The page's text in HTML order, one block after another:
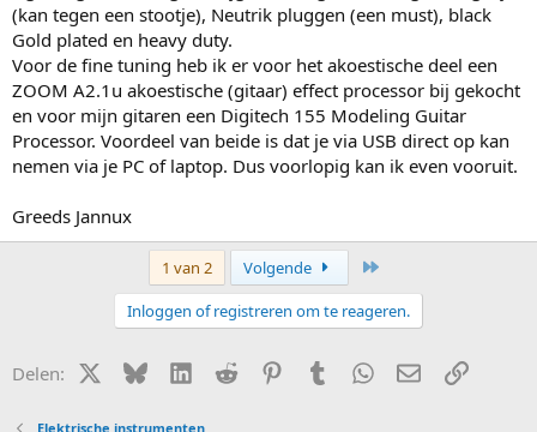
(kan tegen een stootje), Neutrik pluggen (een must), black
Gold plated en heavy duty.
Voor de fine tuning heb ik er voor het akoestische deel een
ZOOM A2.1u akoestische (gitaar) effect processor bij gekocht
en voor mijn gitaren een Digitech 155 Modeling Guitar
Processor. Voordeel van beide is dat je via USB direct op kan
nemen via je PC of laptop. Dus voorlopig kan ik even vooruit.
Greeds Jannux
1 van 2 Volgende
Inloggen of registreren om te reageren.
Delen: X (Twitter)
BlueskyLinkedIn
Reddit PinterestTumblr WhatsApp
E-mailLink
Elektrische instrumenten